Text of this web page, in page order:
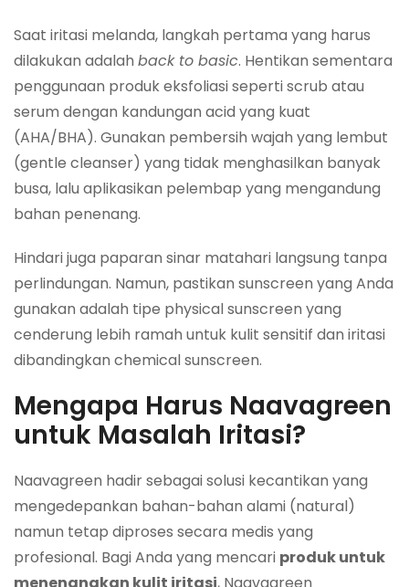
Saat iritasi melanda, langkah pertama yang harus
dilakukan adalah back to basic. Hentikan sementara
penggunaan produk eksfoliasi seperti scrub atau
serum dengan kandungan acid yang kuat
(AHA/BHA). Gunakan pembersih wajah yang lembut
(gentle cleanser) yang tidak menghasilkan banyak
busa, lalu aplikasikan pelembap yang mengandung
bahan penenang.
Hindari juga paparan sinar matahari langsung tanpa
perlindungan. Namun, pastikan sunscreen yang Anda
gunakan adalah tipe physical sunscreen yang
cenderung lebih ramah untuk kulit sensitif dan iritasi
dibandingkan chemical sunscreen.
Mengapa Harus Naavagreen
untuk Masalah Iritasi?
Naavagreen hadir sebagai solusi kecantikan yang
mengedepankan bahan-bahan alami (natural)
namun tetap diproses secara medis yang
profesional. Bagi Anda yang mencari produk untuk